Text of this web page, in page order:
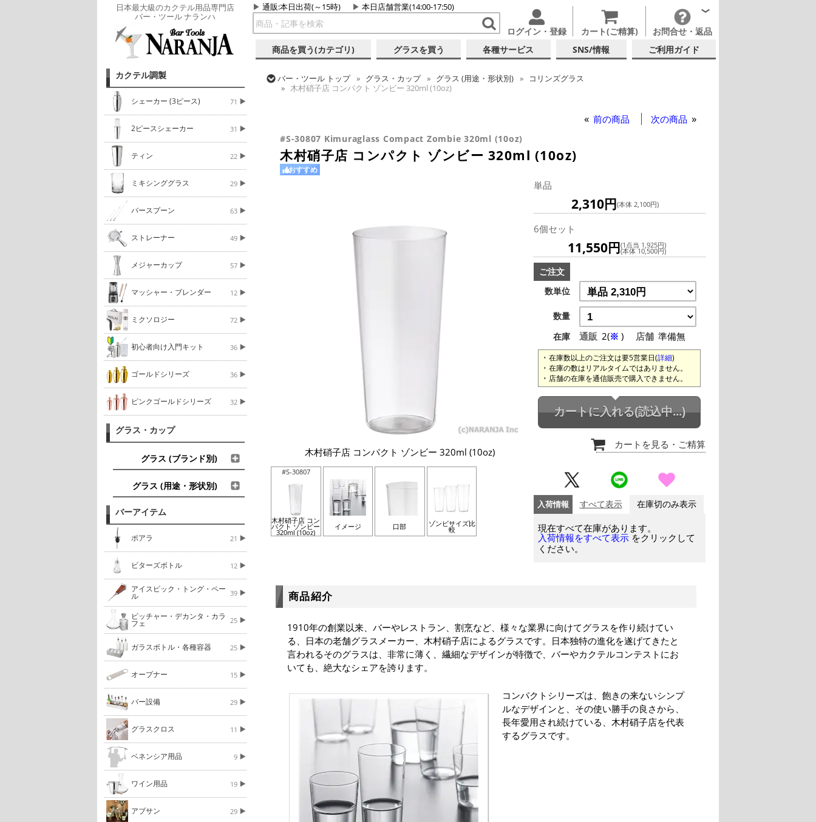
日本最大級のカクテル用品専門店
バー・ツール ナランハ
通販:本日出荷(～15時) 本日店舗営業(14:00-17:50)
ログイン・登録 カート(ご精算) お問合せ・返品
商品を買う(カテゴリ) グラスを買う 各種サービス SNS/情報 ご利用ガイド
カクテル調製
シェーカー (3ピース) 71
2ピースシェーカー 31
ティン 22
ミキシンググラス 29
バースプーン 63
ストレーナー 49
メジャーカップ 57
マッシャー・ブレンダー 12
ミクソロジー 72
初心者向け入門キット 36
ゴールドシリーズ 36
ピンクゴールドシリーズ 32
グラス・カップ
グラス (ブランド別)
グラス (用途・形状別)
バーアイテム
ポアラ 21
ビターズボトル 12
アイスピック・トング・ペー
ル 39
ピッチャー・デカンタ・カラ
フェ 25
ガラスボトル・各種容器 25
オープナー 15
バー設備 29
グラスクロス 11
ベネンシア用品 9
ワイン用品 19
アブサン 29
バー・ツール トップ グラス・カップ グラス (用途・形状別)
コリンズグラス
木村硝子店 コンパクト ゾンビー 320ml (10oz)
前の商品 次の商品
#S-30807 Kimuraglass Compact Zombie 320ml (10oz)
木村硝子店 コンパクト ゾンビー 320ml (10oz)
おすすめ
木村硝子店 コンパクト ゾンビー 320ml (10oz)
#S-30807
木村硝子店 コン
パクト ゾンビー
320ml (10oz)
イメージ 口部 ゾンビサイズ比
較
単品
2,310円(本体 2,100円)
6個セット
11,550円(1点当 1,925円)
(本体 10,500円)
ご注文
数単位
数量
在庫
通販 2(※ ) 店舗 準備無
在庫数以上のご注文は要5営業日(詳細)
在庫の数はリアルタイムではありません。
店舗の在庫を通信販売で購入できません。
カートに入れる(読込中...)
カートを見る ・ご精算
入荷情報 すべて表示 在庫切のみ表示
現在すべて在庫があります。
入荷情報をすべて表示 をクリックして
ください。
商品紹介
1910年の創業以来、バーやレストラン、割烹など、様々な業界に向けてグラスを作り続けてい
る、日本の老舗グラスメーカー、木村硝子店によるグラスです。日本独特の進化を遂げてきたと
言われるそのグラスは、非常に薄く、繊細なデザインが特徴で、バーやカクテルコンテストにお
いても、絶大なシェアを誇ります。
コンパクトシリーズは、飽きの来ないシンプ
ルなデザインと、その使い勝手の良さから、
長年愛用され続けている、木村硝子店を代表
するグラスです。